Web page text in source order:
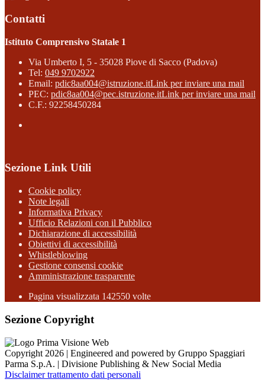
Contatti
Istituto Comprensivo Statale 1
Via Umberto I, 5 - 35028 Piove di Sacco (Padova)
Tel: 049 9702922
Email: pdic8aa004@istruzione.itLink per inviare una mail
PEC: pdic8aa004@pec.istruzione.itLink per inviare una mail
C.F.: 92258450284
Sezione Link Utili
Cookie policy
Note legali
Informativa Privacy
Ufficio Relazioni con il Pubblico
Dichiarazione di accessibilità
Obiettivi di accessibilità
Whistleblowing
Gestione consensi cookie
Amministrazione trasparente
Pagina visualizzata 142550 volte
Sezione Copyright
Copyright 2026 | Engineered and powered by Gruppo Spaggiari
Parma S.p.A. | Divisione Publishing & New Social Media
Disclaimer trattamento dati personali